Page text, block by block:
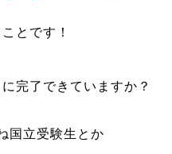
とです！
完了できていますか？
国立受験生とか